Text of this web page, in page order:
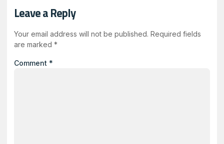
Leave a Reply
Your email address will not be published. Required fields
are marked *
Comment *